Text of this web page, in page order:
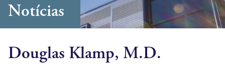
Notícias
Douglas Klamp, M.D.